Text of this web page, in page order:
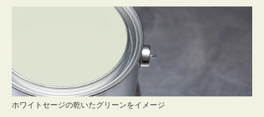
ホワイトセージの乾いたグリーンをイメージ